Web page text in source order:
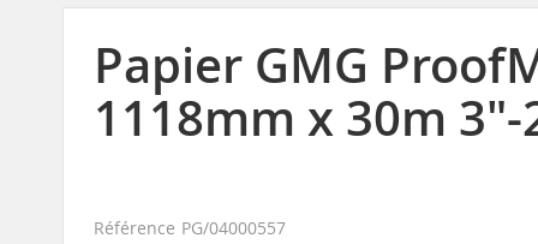
Papier GMG
1118mm x 30m 3"-
Référence PG/04000557